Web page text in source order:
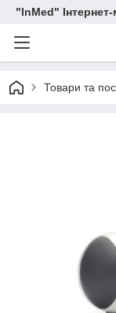
"InMed"
Товари та